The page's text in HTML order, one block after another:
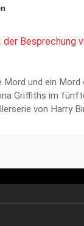
Mord und ein Mord
Griffiths im
von Harry